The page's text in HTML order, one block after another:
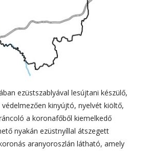
ezüstszablyával lesújtani készülő,
kinyújtó, nyelvét kiöltő,
a koronafőből kiemelkedő
nyakán ezüstnyíllal átszegett
aranyoroszlán látható, amely